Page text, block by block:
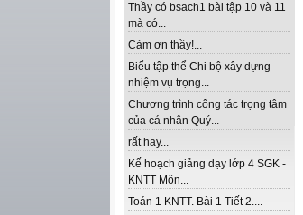
Thầy có bsach1 bài tập 10 và 11
mà có...
Cảm ơn thầy!...
Biểu tập thể Chi bộ xây dựng
nhiệm vụ trọng...
Chương trình công tác trọng tâm
của cá nhân Quý...
rất hay...
Kế hoạch giảng dạy lớp 4 SGK -
KNTT Môn...
Toán 1 KNTT. Bài 1 Tiết 2....